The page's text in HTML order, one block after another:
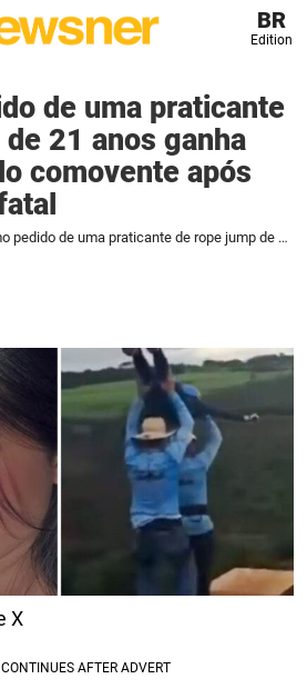
BR
Edition
de uma praticante
21 anos ganha
comovente após
O último pedido de uma praticante de rope jump de 21 anos ganha um significado comovente após um acidente fatal
X